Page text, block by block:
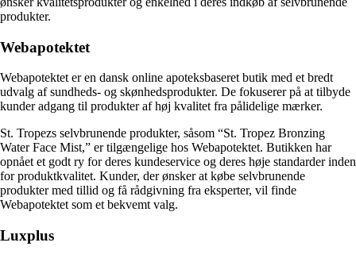
produkter.
Webapotektet
Webapotektet er en dansk online apoteksbaseret butik med et bredt
udvalg af sundheds- og skønhedsprodukter. De fokuserer på at tilbyde
kunder adgang til produkter af høj kvalitet fra pålidelige mærker.
St. Tropezs selvbrunende produkter, såsom “St. Tropez Bronzing
Water Face Mist,” er tilgængelige hos Webapotektet. Butikken har
opnået et godt ry for deres kundeservice og deres høje standarder inden
for produktkvalitet. Kunder, der ønsker at købe selvbrunende
produkter med tillid og få rådgivning fra eksperter, vil finde
Webapotektet som et bekvemt valg.
Luxplus